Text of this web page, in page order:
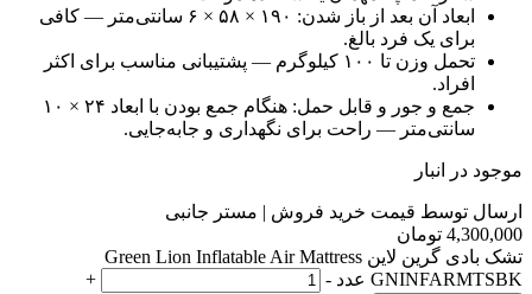
ابعاد آن بعد از باز شدن: ۱۹۰ × ۵۸ × ۶ سانتی‌متر — کافی
برای یک فرد بالغ.
تحمل وزن تا ۱۰۰ کیلوگرم — پشتیبانی مناسب برای اکثر
افراد.
جمع و جور و قابل حمل: هنگام جمع بودن با ابعاد ۲۴ × ۱۰
سانتی‌متر — راحت برای نگهداری و جابه‌جایی.
موجود در انبار
ارسال توسط قیمت خرید فروش | مستر جانبی
4,300,000 تومان
تشک بادی گرین لاین Green Lion Inflatable Air Mattress
GNINFARMTSBK عدد
-
+